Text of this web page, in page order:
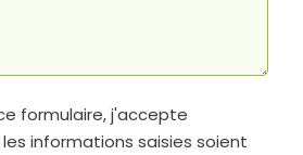
formulaire, j'accepte
informations saisies soient